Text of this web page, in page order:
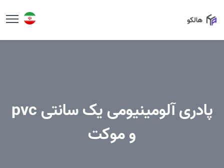
پادری آلومینیومی یک سانتی pvc
و موکت